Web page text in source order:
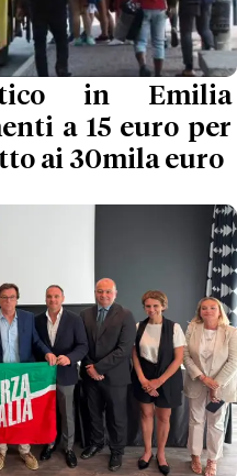
in Emilia
a 15 euro per
ai 30mila euro